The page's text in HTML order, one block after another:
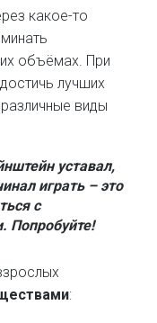
какое-то
объёмах. При
лучших
виды
уставал,
играть – это
с
Попробуйте!
: